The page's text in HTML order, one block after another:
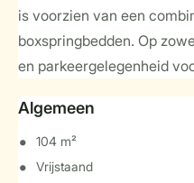
is voorzien van een
boxspringbedden. Op
en parkeergelegenheid
Algemeen
104 m²
Vrijstaand